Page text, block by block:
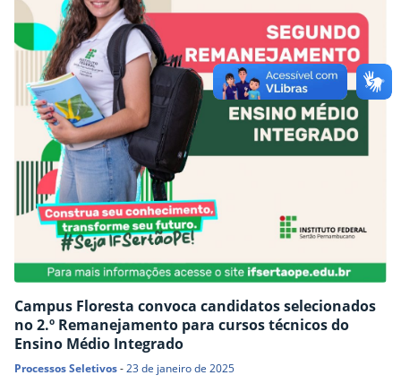
Campus Floresta convoca candidatos selecionados
no 2.º Remanejamento para cursos técnicos do
Ensino Médio Integrado
Processos Seletivos-23 de janeiro de 2025